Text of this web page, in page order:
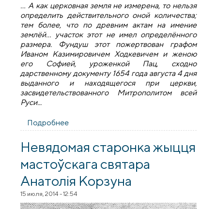
… А как церковная земля не измерена, то нельзя
определить действительного оной количества;
тем более, что по древним актам на имение
землёй… участок этот не имел определённого
размера.
Фундуш этот пожертвован графом
Иваном Казимировичем Ходкевичем и женою
его Софией, уроженкой Пац, сходно
дарственному документу 1654 года августа 4 дня
выданного и находящегося при церкви,
засвидетельствованного Митрополитом всей
Руси...
Подробнее
імя Мікалая Цудатворцы
Невядомая старонка жыцця
мастоўскага святара
Анатолія Корзуна
15 июля, 2014 - 12:54